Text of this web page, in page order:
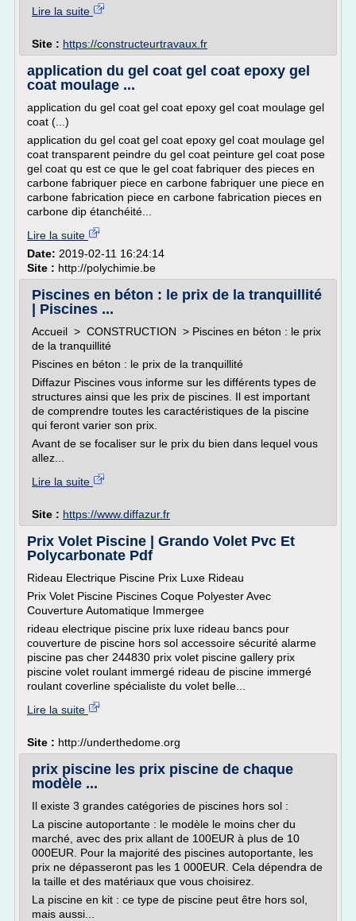
Lire la suite
Site : https://constructeurtravaux.fr
application du gel coat gel coat epoxy gel
coat moulage ...
application du gel coat gel coat epoxy gel coat moulage gel
coat (...)
application du gel coat gel coat epoxy gel coat moulage gel
coat transparent peindre du gel coat peinture gel coat pose
gel coat qu est ce que le gel coat fabriquer des pieces en
carbone fabriquer piece en carbone fabriquer une piece en
carbone fabrication piece en carbone fabrication pieces en
carbone dip étanchéité...
Lire la suite
Date: 2019-02-11 16:24:14
Site : http://polychimie.be
Piscines en béton : le prix de la tranquillité
| Piscines ...
Accueil > CONSTRUCTION > Piscines en béton : le prix
de la tranquillité
Piscines en béton : le prix de la tranquillité
Diffazur Piscines vous informe sur les différents types de
structures ainsi que les prix de piscines. Il est important
de comprendre toutes les caractéristiques de la piscine
qui feront varier son prix.
Avant de se focaliser sur le prix du bien dans lequel vous
allez...
Lire la suite
Site : https://www.diffazur.fr
Prix Volet Piscine | Grando Volet Pvc Et
Polycarbonate Pdf
Rideau Electrique Piscine Prix Luxe Rideau
Prix Volet Piscine Piscines Coque Polyester Avec
Couverture Automatique Immergee
rideau electrique piscine prix luxe rideau bancs pour
couverture de piscine hors sol accessoire sécurité alarme
piscine pas cher 244830 prix volet piscine gallery prix
piscine volet roulant immergé rideau de piscine immergé
roulant coverline spécialiste du volet belle...
Lire la suite
Site : http://underthedome.org
prix piscine les prix piscine de chaque
modèle ...
Il existe 3 grandes catégories de piscines hors sol :
La piscine autoportante : le modèle le moins cher du
marché, avec des prix allant de 100EUR à plus de 10
000EUR. Pour la majorité des piscines autoportante, les
prix ne dépasseront pas les 1 000EUR. Cela dépendra de
la taille et des matériaux que vous choisirez.
La piscine en kit : ce type de piscine peut être hors sol,
mais aussi...